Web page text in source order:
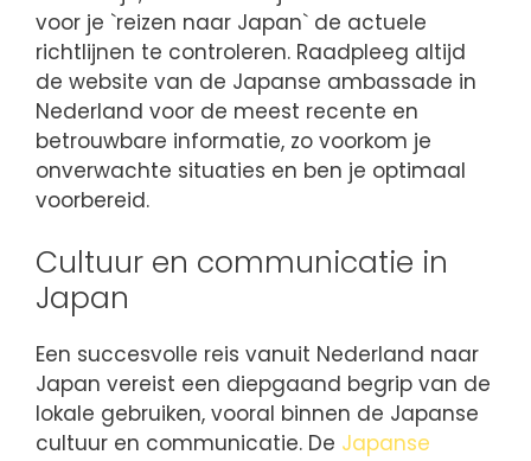
voor je `reizen naar Japan` de actuele
richtlijnen te controleren. Raadpleeg altijd
de website van de Japanse ambassade in
Nederland voor de meest recente en
betrouwbare informatie, zo voorkom je
onverwachte situaties en ben je optimaal
voorbereid.
Cultuur en communicatie in
Japan
Een succesvolle reis vanuit Nederland naar
Japan vereist een diepgaand begrip van de
lokale gebruiken, vooral binnen de Japanse
cultuur en communicatie. De Japanse